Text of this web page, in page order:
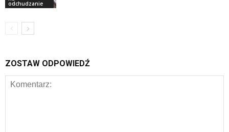
odchudzanie
ZOSTAW ODPOWIEDŹ